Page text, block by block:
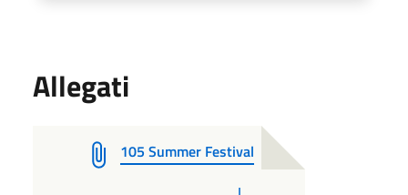
Allegati
105 Summer Festival